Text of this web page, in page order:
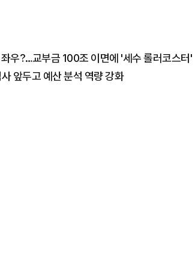
우?…교부금 100조 이면에 '세수 롤러코스터'
앞두고 예산 분석 역량 강화